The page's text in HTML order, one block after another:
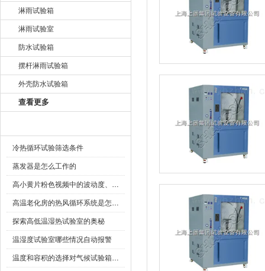
淋雨试验箱
淋雨试验室
防水试验箱
摆杆淋雨试验箱
外壳防水试验箱
查看更多
冷热循环试验筛选条件
蒸发器是怎么工作的
高小黄片粉色视频中的波动度、均匀度、偏差解释
高温老化房的热风循环系统是怎么设计的？
探索高低温湿热试验室的奥秘
温湿度试验室哪些情况自动报警
温度和容积的选择对气候试验箱重要性